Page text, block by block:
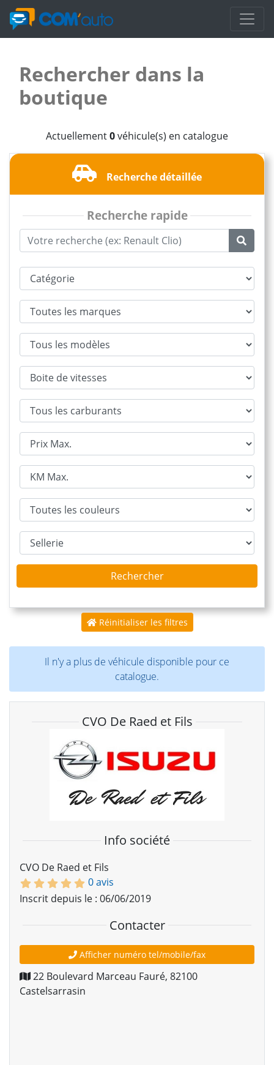
Rechercher dans la
boutique
Actuellement0véhicule(s) en catalogue
Recherche détaillée
Recherche rapide
Rechercher
Réinitialiser les filtres
Il n'y a plus de véhicule disponible pour ce
catalogue.
CVO De Raed et Fils
Info société
CVO De Raed et Fils
0 avis
Inscrit depuis le : 06/06/2019
Contacter
Afficher numéro tel/mobile/fax
22 Boulevard Marceau Fauré, 82100
Castelsarrasin